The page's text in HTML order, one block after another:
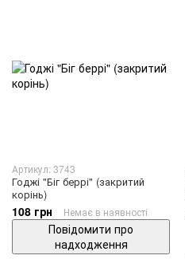
Артикул: 3743
Годжі "Біг беррі" (закритий
корінь)
108 грн Немає в наявності
Повідомити про
надходження